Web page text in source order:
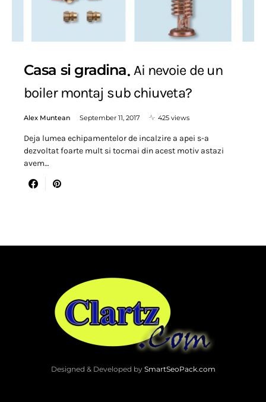
Casa si gradina Ai nevoie de un
boiler montaj sub chiuveta?
Alex Muntean September 11, 2017 425 views
Deja lumea echipamentelor de incalzire a apei s-a
dezvoltat foarte mult si tocmai din acest motiv astazi
avem…
Designed & Developed by SmartSeoPack.com